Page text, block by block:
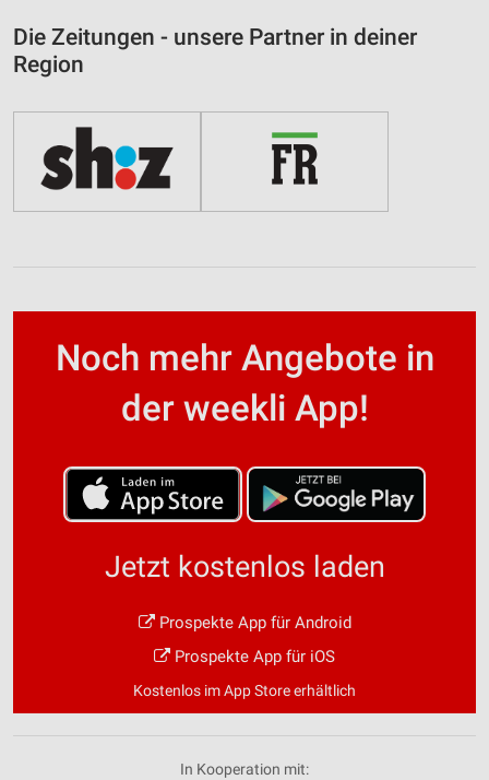
Die Zeitungen - unsere Partner in deiner
Region
Noch mehr Angebote in
der weekli App!
Jetzt kostenlos laden
Prospekte App für Android
Prospekte App für iOS
Kostenlos im App Store erhältlich
In Kooperation mit: